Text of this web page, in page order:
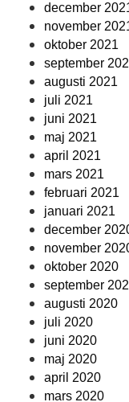
december
november
oktober 2021
september
augusti 2021
juli 2021
juni 2021
maj 2021
april 2021
mars 2021
februari 2021
januari 2021
december
november
oktober 2020
september
augusti 2020
juli 2020
juni 2020
maj 2020
april 2020
mars 2020